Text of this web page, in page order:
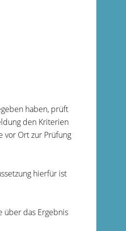
haben, prüft
den Kriterien
Ort zur Prüfung
hierfür ist
über das Ergebnis